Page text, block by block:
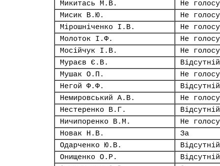
Микитась М.В.
Не
Мисик В.Ю.
Не
Мірошніченко І.В.
Не
Молоток І.Ф.
Не
Мосійчук І.В.
Не
Мураєв Є.В.
Відсутній
Мушак О.П.
Не
Негой Ф.Ф.
Відсутній
Немировський А.В.
Не
Нестеренко В.Г.
Відсутній
Ничипоренко В.М.
Не
Новак Н.В.
За
Одарченко Ю.В.
Відсутній
Онищенко О.Р.
Відсутній